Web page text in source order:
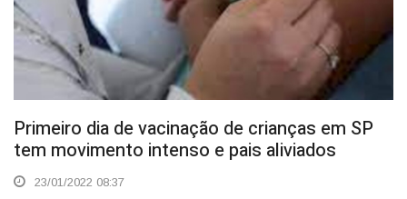
Primeiro dia de vacinação de crianças em SP
tem movimento intenso e pais aliviados
23/01/2022 08:37